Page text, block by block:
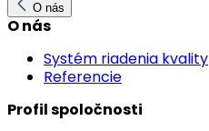
O nás
O nás
Systém riadenia kvality
Referencie
Profil spoločnosti